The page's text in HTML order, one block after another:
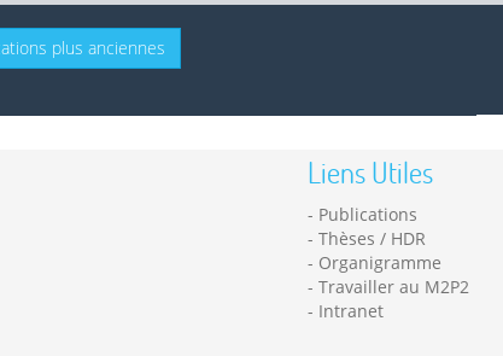
plus anciennes
Liens Utiles
Publications
Thèses / HDR
Organigramme
Travailler au M2P2
Intranet